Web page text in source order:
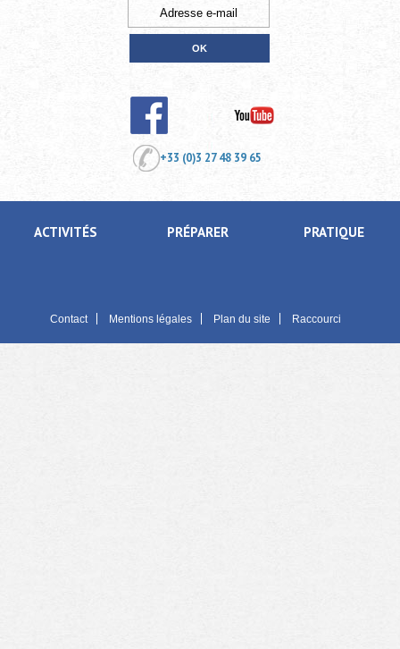
+33 (0)3 27 48 39 65
ACTIVITÉS PRÉPARER PRATIQUE
Contact Mentions légales Plan du site Raccourci